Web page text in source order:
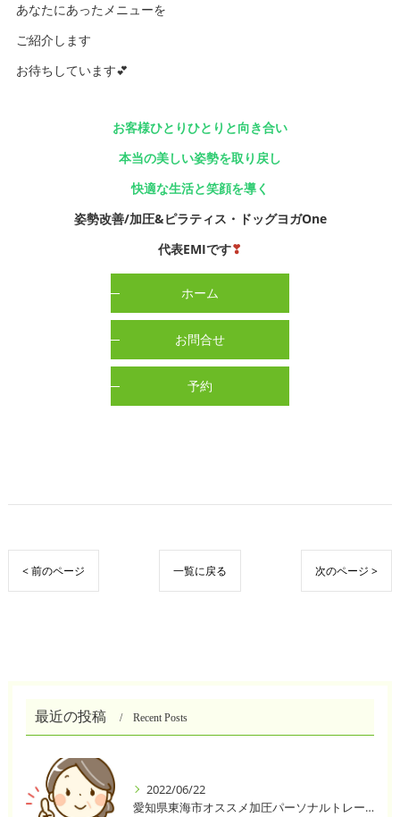
あなたにあったメニューを
ご紹介します
お待ちしています💕
お客様ひとりひとりと向き合い
本当の美しい姿勢を取り戻し
快適な生活と笑顔を導く
姿勢改善/加圧&ピラティス・ドッグヨガOne
代表EMIです❣
ホーム
お問合せ
予約
< 前のページ 一覧に戻る 次のページ >
最近の投稿 Recent Posts
2022/06/22
愛知県東海市オススメ加圧パーソナルトレーニングジム One❣️